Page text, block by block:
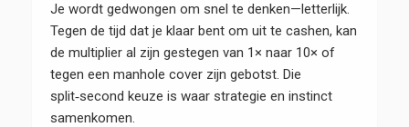
Je wordt gedwongen om snel te denken—letterlijk.
Tegen de tijd dat je klaar bent om uit te cashen, kan
de multiplier al zijn gestegen van 1× naar 10× of
tegen een manhole cover zijn gebotst. Die
split‑second keuze is waar strategie en instinct
samenkomen.